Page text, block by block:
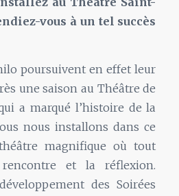
vous à un tel succès
poursuivent en effet leur
une saison au Théâtre de
a marqué l’histoire de la
nous installons dans ce
magnifique où tout
et la réflexion.
des Soirées